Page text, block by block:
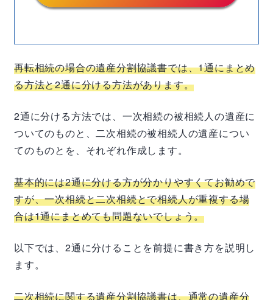
再転相続の場合の遺産分割協議書では、1通にまとめ
る方法と2通に分ける方法があります。
2通に分ける方法では、一次相続の被相続人の遺産に
ついてのものと、二次相続の被相続人の遺産につい
てのものとを、それぞれ作成します。
基本的には2通に分ける方が分かりやすくてお勧めで
すが、一次相続と二次相続とで相続人が重複する場
合は1通にまとめても問題ないでしょう。
以下では、 2通に分けることを前提に書き方を説明し
ます。
二次相続に関する遺産分割協議書は、通常の遺産分